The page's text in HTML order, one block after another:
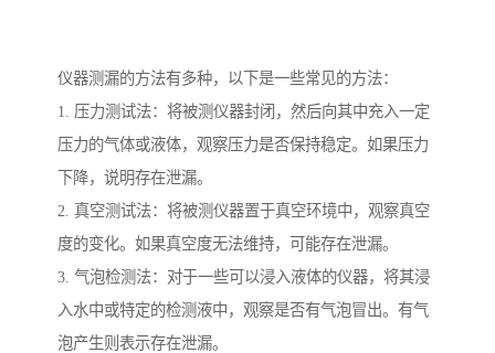
仪器测漏的方法有多种，以下是一些常见的方法：
1. 压力测试法：将被测仪器封闭，然后向其中充入一定
压力的气体或液体，观察压力是否保持稳定。如果压力
下降，说明存在泄漏。
2. 真空测试法：将被测仪器置于真空环境中，观察真空
度的变化。如果真空度无法维持，可能存在泄漏。
3. 气泡检测法：对于一些可以浸入液体的仪器，将其浸
入水中或特定的检测液中，观察是否有气泡冒出。有气
泡产生则表示存在泄漏。